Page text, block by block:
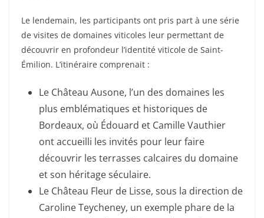
Le lendemain, les participants ont pris part à une série
de visites de domaines viticoles leur permettant de
découvrir en profondeur l’identité viticole de Saint-
Émilion. L’itinéraire comprenait :
Le Château Ausone, l’un des domaines les
plus emblématiques et historiques de
Bordeaux, où Édouard et Camille Vauthier
ont accueilli les invités pour leur faire
découvrir les terrasses calcaires du domaine
et son héritage séculaire.
Le Château Fleur de Lisse, sous la direction de
Caroline Teycheney, un exemple phare de la